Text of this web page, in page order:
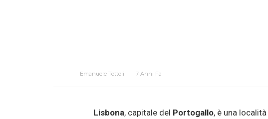
Emanuele Tottoli 7 Anni Fa
Lisbona, capitale del Portogallo, è una